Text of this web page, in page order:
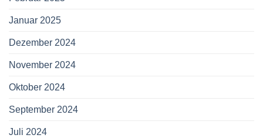
Januar 2025
Dezember 2024
November 2024
Oktober 2024
September 2024
Juli 2024